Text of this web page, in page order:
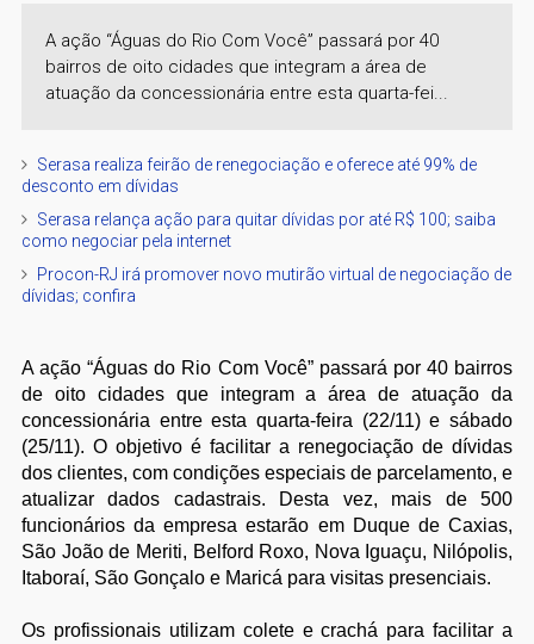
A ação “Águas do Rio Com Você” passará por 40
bairros de oito cidades que integram a área de
atuação da concessionária entre esta quarta-fei...
Serasa realiza feirão de renegociação e oferece até 99% de
desconto em dívidas
Serasa relança ação para quitar dívidas por até R$ 100; saiba
como negociar pela internet
Procon-RJ irá promover novo mutirão virtual de negociação de
dívidas; confira
A ação “Águas do Rio Com Você” passará por 40 bairros
de oito cidades que integram a área de atuação da
concessionária entre esta quarta-feira (22/11) e sábado
(25/11). O objetivo é facilitar a renegociação de dívidas
dos clientes, com condições especiais de parcelamento, e
atualizar dados cadastrais. Desta vez, mais de 500
funcionários da empresa estarão em Duque de Caxias,
São João de Meriti, Belford Roxo, Nova Iguaçu, Nilópolis,
Itaboraí, São Gonçalo e Maricá para visitas presenciais.
Os profissionais utilizam colete e crachá para facilitar a